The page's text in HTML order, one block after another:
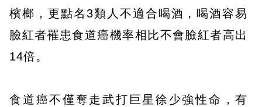
檳榔，更點名3類人不適合喝酒，喝酒容易
臉紅者罹患食道癌機率相比不會臉紅者高出
14倍。
食道癌不僅奪走武打巨星徐少強性命，有